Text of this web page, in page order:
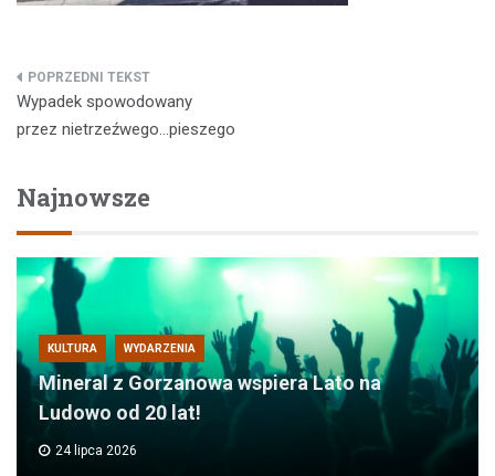
Nawigacja
wpisu
Wypadek spowodowany
przez nietrzeźwego…pieszego
Najnowsze
KULTURA WYDARZENIA
Mineral z Gorzanowa wspiera Lato na
Ludowo od 20 lat!
24 lipca 2026